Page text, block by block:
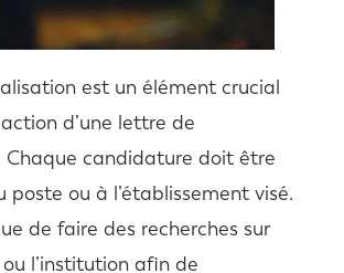
est un élément crucial
d’une lettre de
Chaque candidature doit être
ou à l’établissement visé.
de faire des recherches sur
ou l’institution afin de